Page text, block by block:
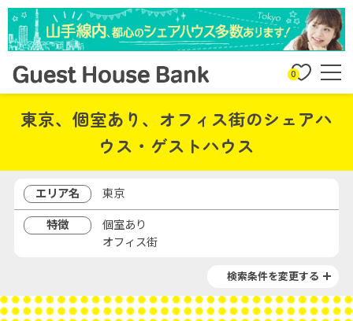
0
東京、個室あり、オフィス街のシェアハ
ウス・ゲストハウス
エリア名
東京
特徴
個室あり
オフィス街
検索条件を変更する